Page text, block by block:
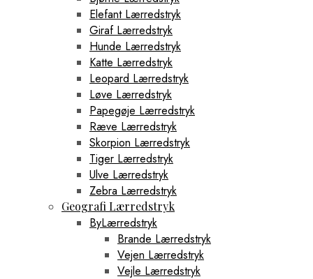
Elefant Lærredstryk
Giraf Lærredstryk
Hunde Lærredstryk
Katte Lærredstryk
Leopard Lærredstryk
Løve Lærredstryk
Papegøje Lærredstryk
Ræve Lærredstryk
Skorpion Lærredstryk
Tiger Lærredstryk
Ulve Lærredstryk
Zebra Lærredstryk
Geografi Lærredstryk
ByLærredstryk
Brande Lærredstryk
Vejen Lærredstryk
Vejle Lærredstryk